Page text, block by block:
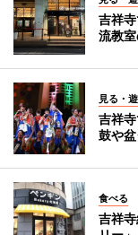
吉祥
流教
見る・
吉祥
鼓や
食べる
吉祥